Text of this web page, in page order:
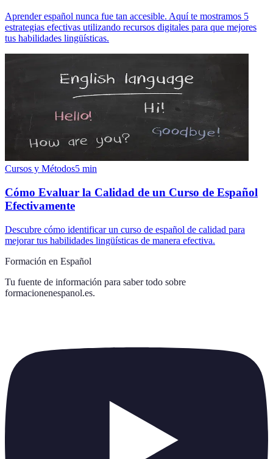
Aprender español nunca fue tan accesible. Aquí te mostramos 5
estrategias efectivas utilizando recursos digitales para que mejores
tus habilidades lingüísticas.
Cursos y Métodos5 min
Cómo Evaluar la Calidad de un Curso de Español
Efectivamente
Descubre cómo identificar un curso de español de calidad para
mejorar tus habilidades lingüísticas de manera efectiva.
Formación en Español
Tu fuente de información para saber todo sobre
formacionenespanol.es.